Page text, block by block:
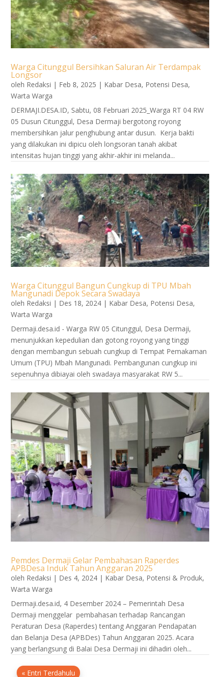
Warga Citunggul Bersihkan Saluran Air Terdampak
Longsor
oleh Redaksi | Feb 8, 2025 | Kabar Desa, Potensi Desa,
Warta Warga
DERMAJI.DESA.ID, Sabtu, 08 Februari 2025_Warga RT 04 RW
05 Dusun Citunggul, Desa Dermaji bergotong royong
membersihkan jalur penghubung antar dusun. Kerja bakti
yang dilakukan ini dipicu oleh longsoran tanah akibat
intensitas hujan tinggi yang akhir-akhir ini melanda...
Warga Citunggul Bangun Cungkup di TPU Mbah
Mangunadi Depok Secara Swadaya
oleh Redaksi | Des 18, 2024 | Kabar Desa, Potensi Desa,
Warta Warga
Dermaji.desa.id - Warga RW 05 Citunggul, Desa Dermaji,
menunjukkan kepedulian dan gotong royong yang tinggi
dengan membangun sebuah cungkup di Tempat Pemakaman
Umum (TPU) Mbah Mangunadi. Pembangunan cungkup ini
sepenuhnya dibiayai oleh swadaya masyarakat RW 5...
Pemdes Dermaji Gelar Pembahasan Raperdes
APBDesa Induk Tahun Anggaran 2025
oleh Redaksi | Des 4, 2024 | Kabar Desa, Potensi & Produk,
Warta Warga
Dermaji.desa.id, 4 Desember 2024 – Pemerintah Desa
Dermaji menggelar pembahasan terhadap Rancangan
Peraturan Desa (Raperdes) tentang Anggaran Pendapatan
dan Belanja Desa (APBDes) Tahun Anggaran 2025. Acara
yang berlangsung di Balai Desa Dermaji ini dihadiri oleh...
« Entri Terdahulu